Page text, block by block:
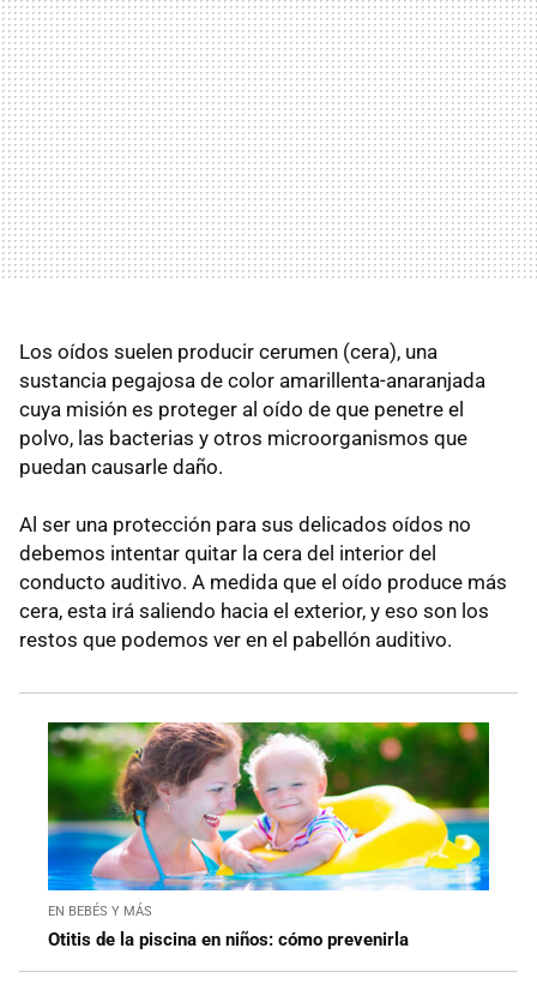
Los oídos suelen producir cerumen (cera), una
sustancia pegajosa de color amarillenta-anaranjada
cuya misión es proteger al oído de que penetre el
polvo, las bacterias y otros microorganismos que
puedan causarle daño.
Al ser una protección para sus delicados oídos no
debemos intentar quitar la cera del interior del
conducto auditivo. A medida que el oído produce más
cera, esta irá saliendo hacia el exterior, y eso son los
restos que podemos ver en el pabellón auditivo.
EN BEBÉS Y MÁS
Otitis de la piscina en niños: cómo prevenirla